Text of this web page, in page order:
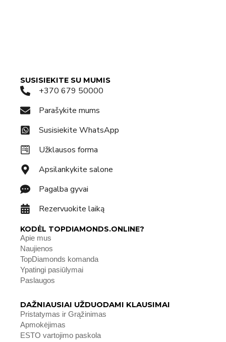
SUSISIEKITE SU MUMIS
+370 679 50000
Parašykite mums
Susisiekite WhatsApp
Užklausos forma
Apsilankykite salone
Pagalba gyvai
Rezervuokite laiką
KODĖL TOPDIAMONDS.ONLINE?
Apie mus
Naujienos
TopDiamonds komanda
Ypatingi pasiūlymai
Paslaugos
DAŽNIAUSIAI UŽDUODAMI KLAUSIMAI
Pristatymas ir Grąžinimas
Apmokėjimas
ESTO vartojimo paskola